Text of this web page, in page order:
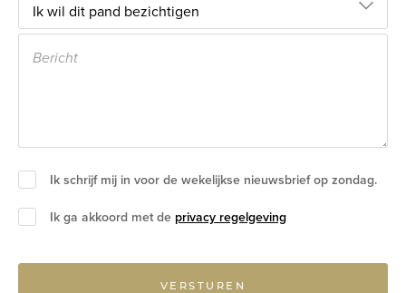
Ik schrijf mij in voor de wekelijkse nieuwsbrief op zondag.
Ik ga akkoord met de privacy regelgeving
VERSTUREN